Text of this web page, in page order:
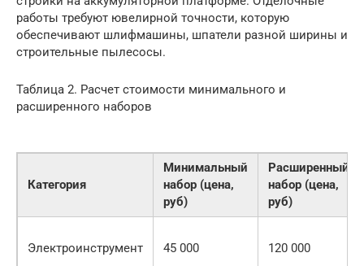
работы требуют ювелирной точности, которую
обеспечивают шлифмашины, шпатели разной ширины и
строительные пылесосы.
Таблица 2. Расчет стоимости минимального и
расширенного наборов
Категория
Минимальный
набор (цена,
руб)
Расширенный
набор (цена,
руб)
Электроинструмент 45 000 120 000